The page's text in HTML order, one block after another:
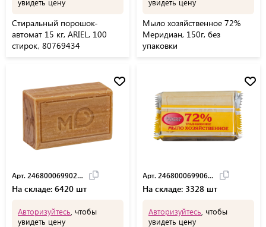
увидеть цену
Стиральный порошок-
автомат 15 кг, ARIEL, 100
стирок, 80769434
увидеть цену
Мыло хозяйственное 72%
Меридиан, 150г, без
упаковки
Арт. 24680006990255
На складе: 6420 шт
Авторизуйтесь , чтобы
увидеть цену
Арт. 24680006990613
На складе: 3328 шт
Авторизуйтесь , чтобы
увидеть цену